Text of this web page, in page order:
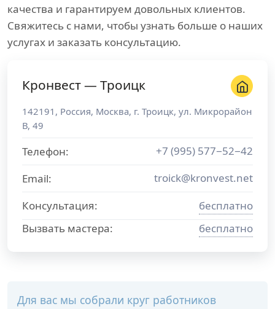
качества и гарантируем довольных клиентов.
Свяжитесь с нами, чтобы узнать больше о наших
услугах и заказать консультацию.
Кронвест — Троицк
142191 , Россия, Москва, г. Троицк, ул. Микрорайон
В, 49
Телефон:
+7 (995) 577−52−42
Email:
troick@kronvest.net
Консультация:
бесплатно
Вызвать мастера:
бесплатно
Для вас мы собрали круг работников